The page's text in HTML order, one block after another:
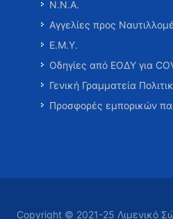
Ν.Ν.Α.
Αγγελίες προς
Ε.Μ.Υ.
Οδηγίες από ΕΟΔΥ για
Γενική Γραμματεία
Προσφορές εμπορικών
Copyright © 2021-25 Λιμενικό